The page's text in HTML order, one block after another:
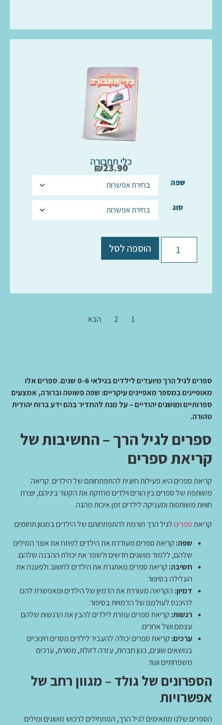
כלי תחבורה
₪23.90
שפה
סוג
הוספה לסל
1
2 הבא
ספרים לגיל הרך מיועדים לילדים בגילאי 0-6 שנים. ספרים אלו
מאופיינים במספר מאפיינים עיקריים: שפה פשוטה וברורה, אמצעים
ספרותיים ומושגים יהודיים – על מנת להחדיר בהם ידע ברוח יהודית
טהורה.
ספרים לגיל הרך – החשיבות של
קריאת ספרים
קריאת ספרים היא פעילות חיונית להתפתחותם של הילדים. קריאה
משותפת של ספרים בין הורים וילדים מחזקת את הקשר ביניהם, יוצרת
חוויות משותפות ומעניקה לילדים זמן איכות מהנה.
קריאתספריםלגיל הרך תורמת להתפתחותם של הילדים במגוון תחומים:
שפה: קריאת ספרים מעודדת את הילדים לפתח את אוצר המילים
שלהם, ללמוד מושגים חדשים ולשפר את יכולת ההבנה שלהם.
חשיבה: קריאת ספרים מאתגרת את הילדים לחשוב ולפענח את
העלילה בסיפור.
דמיון: הקריאה מעוררת את הדמיון של הילדים ומאפשרת להם
להיכנס לעולמם של הדמויות בסיפור.
רגשות: קריאת ספרים עוזרת לילדים להבין את הרגשות שלהם
עצמם ושל אחרים.
ערכים: קריאת ספרים יכולה להעביר לילדים מסרים חינוכיים
בנושאים שונים, כגון חברות, עזרה לזולת, מסורת, ערכים
משפחתיים ועוד.
הספרונים של גולד – מגוון רחב של
אפשרויות
הספרים שלנו מתאימים לגיל הרך, המתחילים לרכוש מושגים ומילים